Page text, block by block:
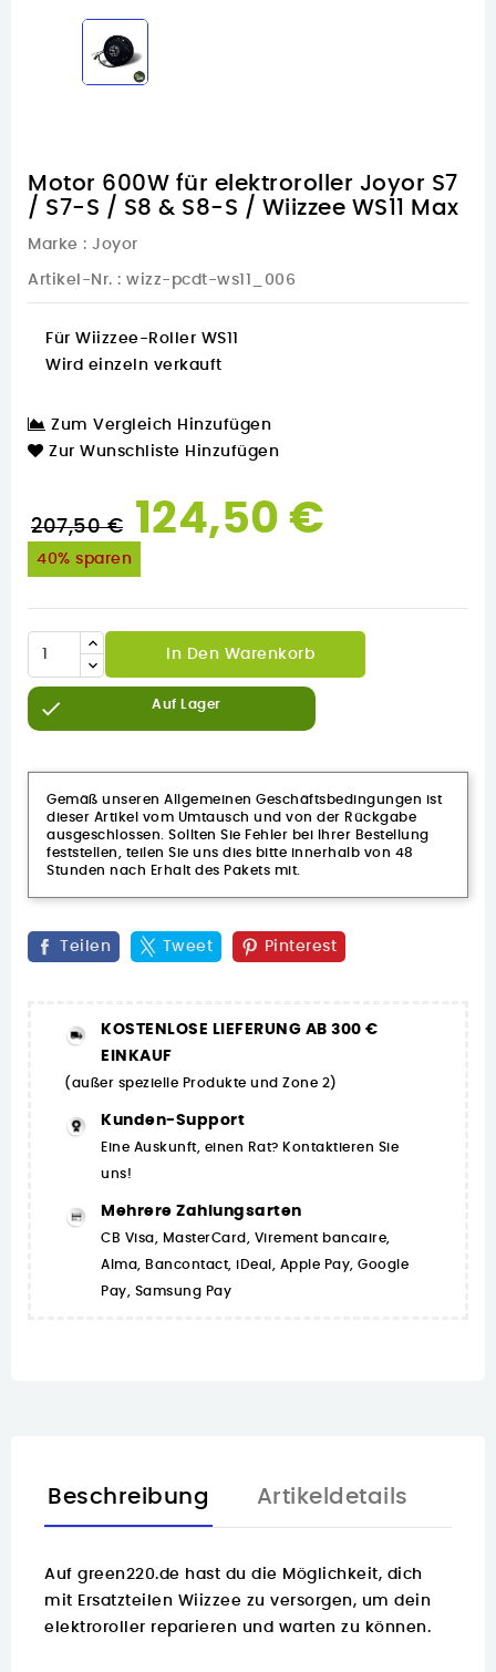
Motor 600W für elektroroller Joyor S7
/ S7-S / S8 & S8-S / Wiizzee WS11 Max
Marke : Joyor
Artikel-Nr. : wizz-pcdt-ws11_006
Für Wiizzee-Roller WS11
Wird einzeln verkauft
Zum Vergleich Hinzufügen
Zur Wunschliste Hinzufügen
207,50 € 124,50 €
40% sparen
In Den Warenkorb
 Auf Lager
Gemäß unseren Allgemeinen Geschäftsbedingungen ist
dieser Artikel vom Umtausch und von der Rückgabe
ausgeschlossen. Sollten Sie Fehler bei Ihrer Bestellung
feststellen, teilen Sie uns dies bitte innerhalb von 48
Stunden nach Erhalt des Pakets mit.
Teilen Tweet Pinterest
KOSTENLOSE LIEFERUNG AB 300 €
EINKAUF
(außer spezielle Produkte und Zone 2)
Kunden-Support
Eine Auskunft, einen Rat? Kontaktieren Sie
uns!
Mehrere Zahlungsarten
CB Visa, MasterCard, Virement bancaire,
Alma, Bancontact, iDeal, Apple Pay, Google
Pay, Samsung Pay
Beschreibung Artikeldetails
Auf green220.de hast du die Möglichkeit, dich
mit Ersatzteilen Wiizzee zu versorgen, um dein
elektroroller reparieren und warten zu können.